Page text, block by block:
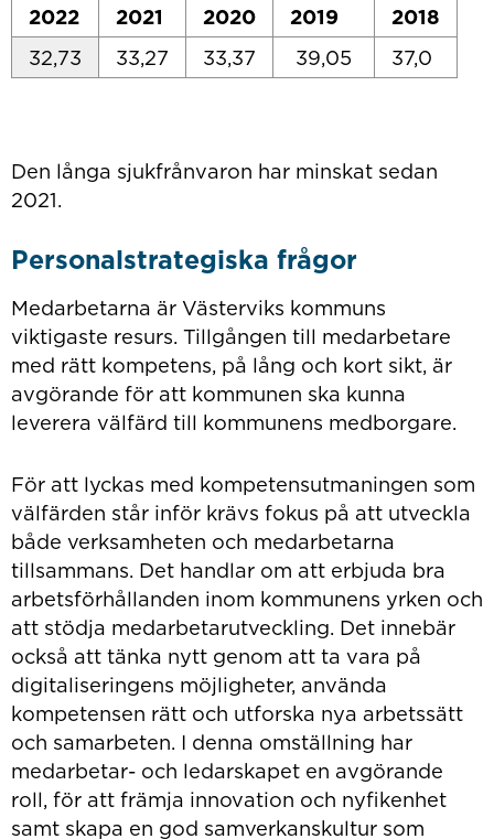
2022 2021 2020 2019
2018
32,73
33,27 33,37 39,05 37,0
Den långa sjukfrånvaron har minskat sedan
2021.
Personalstrategiska frågor
Medarbetarna är Västerviks kommuns
viktigaste resurs. Tillgången till medarbetare
med rätt kompetens, på lång och kort sikt, är
avgörande för att kommunen ska kunna
leverera välfärd till kommunens medborgare.
För att lyckas med kompetensutmaningen som
välfärden står inför krävs fokus på att utveckla
både verksamheten och medarbetarna
tillsammans. Det handlar om att erbjuda bra
arbetsförhållanden inom kommunens yrken och
att stödja medarbetarutveckling. Det innebär
också att tänka nytt genom att ta vara på
digitaliseringens möjligheter, använda
kompetensen rätt och utforska nya arbetssätt
och samarbeten. I denna omställning har
medarbetar- och ledarskapet en avgörande
roll, för att främja innovation och nyfikenhet
samt skapa en god samverkanskultur som